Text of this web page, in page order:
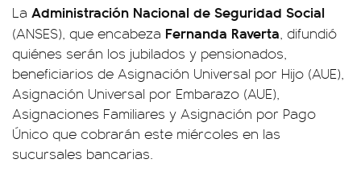
La Administración Nacional de Seguridad Social
(ANSES), que encabeza Fernanda Raverta, difundió
quiénes serán los jubilados y pensionados,
beneficiarios de Asignación Universal por Hijo (AUE),
Asignación Universal por Embarazo (AUE),
Asignaciones Familiares y Asignación por Pago
Único que cobrarán este miércoles en las
sucursales bancarias.